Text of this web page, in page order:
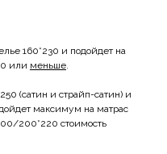
160*230 и подойдет на
или меньше.
(сатин и страйп-сатин) и
максимум на матрас
200*220 стоимость